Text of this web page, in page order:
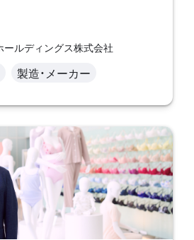
ールディングス株式会社
製造・メーカー